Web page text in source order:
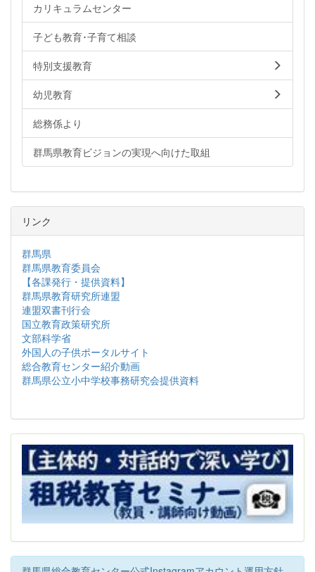
カリキュラムセンター
子ども教育･子育て相談
特別支援教育
幼児教育
総務係より
群馬県教育ビジョンの実現へ向けた取組
リンク
群馬県
群馬県教育委員会
【各課発行・提供資料】
群馬県教育研究所連盟
連盟双書刊行会
国立教育政策研究所
文部科学省
外国人の子供ポータルサイト
総合教育センター紹介動画
群馬県公立小中学校事務研究会提供資料